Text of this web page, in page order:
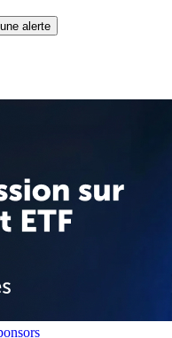
alerte